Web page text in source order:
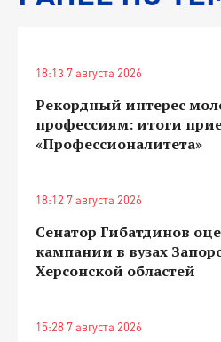
18:13 7 августа 2026
Рекордный интерес
профессиям: итоги
«Профессионалитета»
18:12 7 августа 2026
Сенатор Гибатдинов
кампании в вузах
Херсонской областей
15:28 7 августа 2026